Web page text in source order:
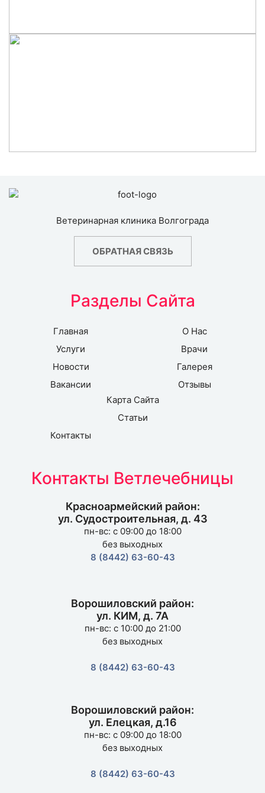
Ветеринарная клиника Волгограда
ОБРАТНАЯ СВЯЗЬ
Разделы Сайта
Главная
О Нас
Услуги
Врачи
Новости
Галерея
Вакансии
Отзывы
Карта Сайта
Статьи
Контакты
Контакты Ветлечебницы
Красноармейский район:
ул. Судостроительная, д. 43
пн-вс: с 09:00 до 18:00
без выходных
8 (8442) 63-60-43
Ворошиловский район:
ул. КИМ, д. 7А
пн-вс: с 10:00 до 21:00
без выходных
8 (8442) 63-60-43
Ворошиловский район:
ул. Елецкая, д.16
пн-вс: с 09:00 до 18:00
без выходных
8 (8442) 63-60-43